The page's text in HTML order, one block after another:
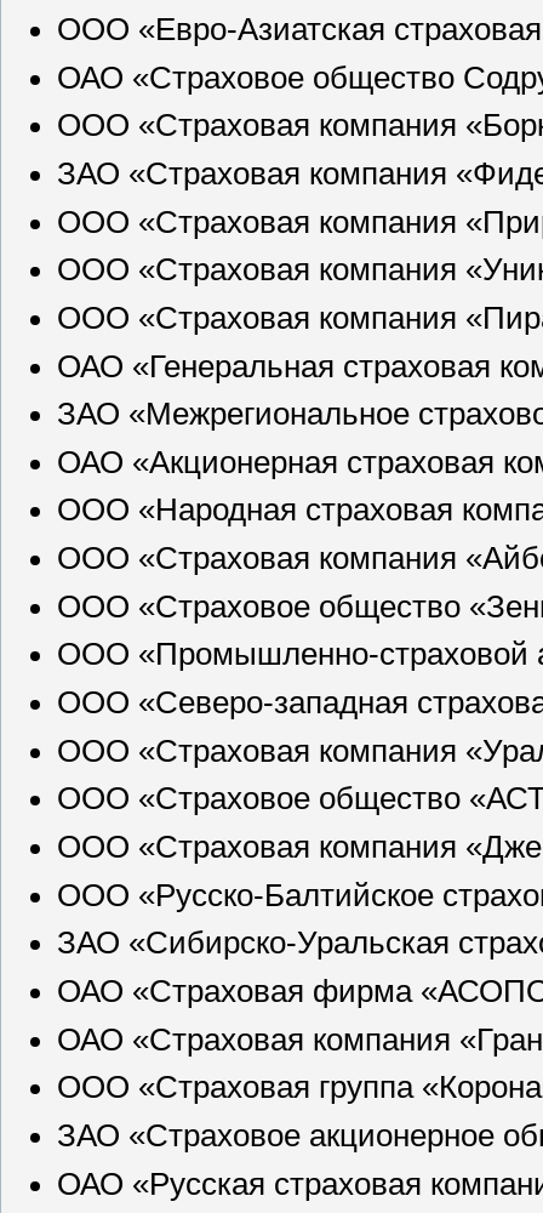
ООО «Евро-Азиатская
ОАО «Страховое общество
ООО «Страховая компания
ЗАО «Страховая компания
ООО «Страховая компания
ООО «Страховая компания
ООО «Страховая компания
ОАО «Генеральная страховая
ЗАО «Межрегиональное
ОАО «Акционерная страховая
ООО «Народная страховая
ООО «Страховая компания
ООО «Страховое общество
ООО «Промышленно-страховой
ООО «Северо-западная
ООО «Страховая компания
ООО «Страховое общество
ООО «Страховая компания
ООО «Русско-Балтийское
ЗАО «Сибирско-Уральская
ОАО «Страховая фирма
ОАО «Страховая компания
ООО «Страховая группа
ЗАО «Страховое акционерное
ОАО «Русская страховая